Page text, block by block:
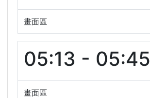
畫面區
05:13 - 05:45
畫面區